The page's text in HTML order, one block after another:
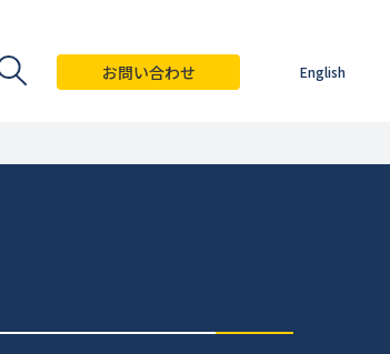
お問い合わせ English